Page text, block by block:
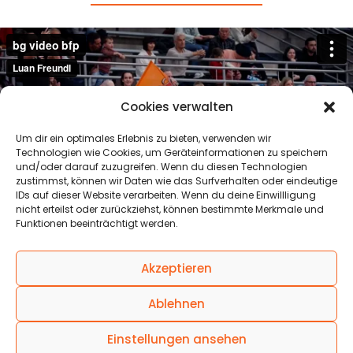
Cookies verwalten
Um dir ein optimales Erlebnis zu bieten, verwenden wir
Technologien wie Cookies, um Geräteinformationen zu speichern
und/oder darauf zuzugreifen. Wenn du diesen Technologien
zustimmst, können wir Daten wie das Surfverhalten oder eindeutige
IDs auf dieser Website verarbeiten. Wenn du deine Einwillligung
nicht erteilst oder zurückziehst, können bestimmte Merkmale und
Funktionen beeinträchtigt werden.
Akzeptieren
Ablehnen
Einstellungen ansehen
© 2025 Black Forest Basketball GmbH